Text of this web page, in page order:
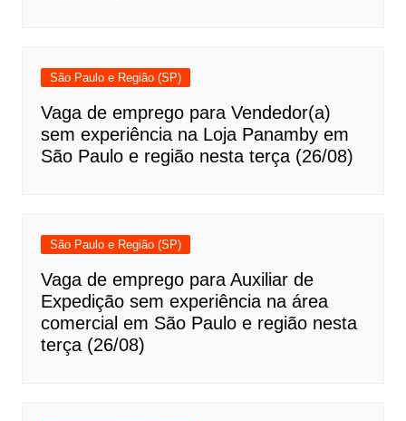
São Paulo e Região (SP)
Vaga de emprego para Vendedor(a)
sem experiência na Loja Panamby em
São Paulo e região nesta terça (26/08)
São Paulo e Região (SP)
Vaga de emprego para Auxiliar de
Expedição sem experiência na área
comercial em São Paulo e região nesta
terça (26/08)